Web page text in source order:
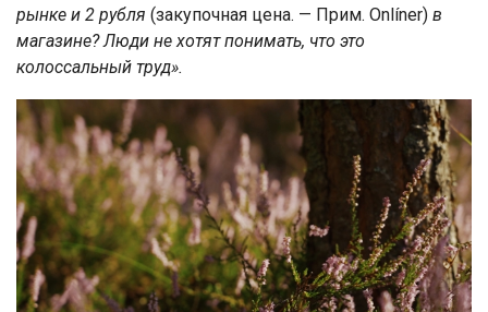
рынке и 2 рубля (закупочная цена. — Прим. Onlíner) в
магазине? Люди не хотят понимать, что это
колоссальный труд».